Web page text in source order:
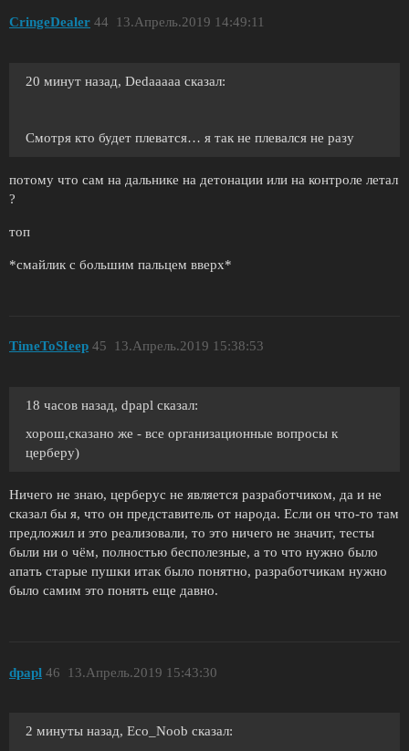
CringeDealer 13.Апрель.2019 14:49:11
44
20 минут назад, Dedaaaaa сказал:
Смотря кто будет плеватся… я так не плевался не разу
потому что сам на дальнике на детонации или на контроле летал
?
топ
*смайлик с большим пальцем вверх*
TimeToSIeep 13.Апрель.2019 15:38:53
45
18 часов назад, dpapl сказал:
хорош,сказано же - все организационные вопросы к
церберу)
Ничего не знаю, церберус не является разработчиком, да и не
сказал бы я, что он представитель от народа. Если он что-то там
предложил и это реализовали, то это ничего не значит, тесты
были ни о чём, полностью бесполезные, а то что нужно было
апать старые пушки итак было понятно, разработчикам нужно
было самим это понять еще давно.
dpapl 13.Апрель.2019 15:43:30
46
2 минуты назад, Eco_Noob сказал: